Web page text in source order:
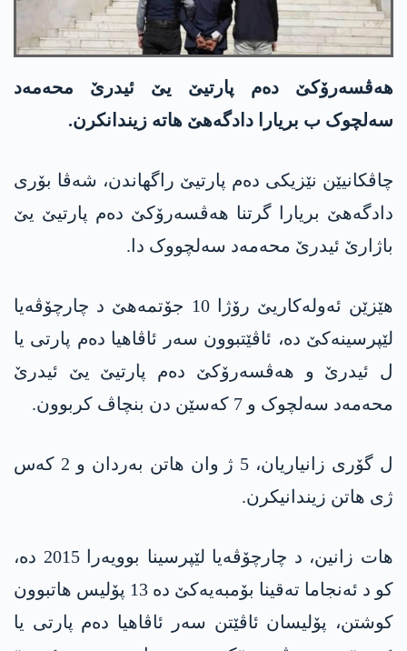
ھەڤسەرۆکێ دەم پارتیێ یێ ئیدرێ محەمەد
سەلچوک ب بریارا دادگەھێ ھاتە زیندانکرن.
چاڤکانیێن نێزیکی دەم پارتیێ راگھاندن، شەڤا بۆری
دادگەھێ بریارا گرتنا ھەڤسەرۆکێ دەم پارتیێ یێ
باژارێ ئیدرێ محەمەد سەلچووک دا.
ھێزێن ئەولەکاریێ رۆژا 10 جۆتمەھێ د چارچۆڤەیا
لێپرسینەکێ دە، ئاڤێتبوون سەر ئاڤاھیا دەم پارتی یا
ل ئیدرێ و ھەڤسەرۆکێ دەم پارتیێ یێ ئیدرێ
محەمەد سەلچوک و 7 کەسێن دن بنچاڤ کربوون.
ل گۆری زانیاریان، 5 ژ وان ھاتن بەردان و 2 کەس
ژی ھاتن زیندانیکرن.
ھات زانین، د چارچۆڤەیا لێپرسینا بوویەرا 2015 دە،
کو د ئەنجاما تەقینا بۆمبەیەکێ دە 13 پۆلیس ھاتبوون
کوشتن، پۆلیسان ئاڤێتن سەر ئاڤاھیا دەم پارتی یا